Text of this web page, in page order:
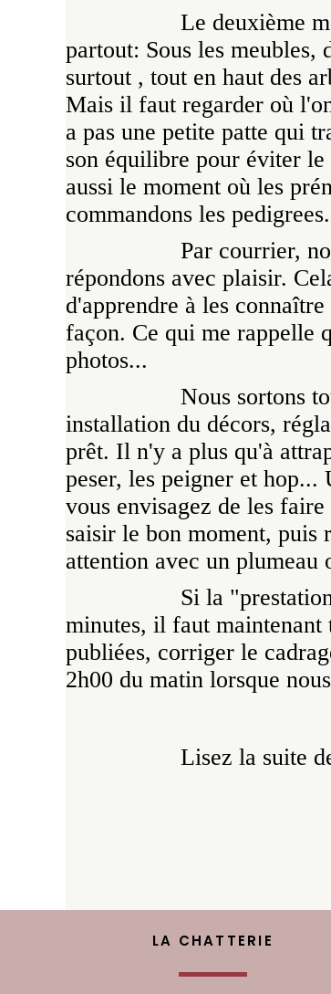
Le deuxième
partout: Sous les meubles,
surtout , tout en haut des
Mais il faut regarder où
a pas une petite patte qui
son équilibre pour éviter
aussi le moment où les
commandons les pedigrees.
Par courrier,
répondons avec plaisir.
d'apprendre à les
façon. Ce qui me rappelle
photos...
Nous sortons
installation du décors,
prêt. Il n'y a plus qu'à
peser, les peigner et
vous envisagez de les
saisir le bon moment, puis
attention avec un plumeau
Si la
minutes, il faut maintenant
publiées, corriger le
2h00 du matin lorsque
Lisez la suite
LA CHATTERIE